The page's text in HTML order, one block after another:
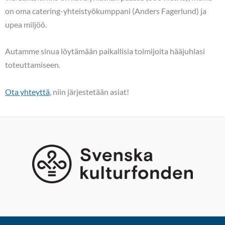
on oma catering-yhteistyökumppani (Anders Fagerlund) ja
upea miljöö.
Autamme sinua löytämään paikallisia toimijoita hääjuhlasi
toteuttamiseen.
Ota yhteyttä , niin järjestetään asiat!